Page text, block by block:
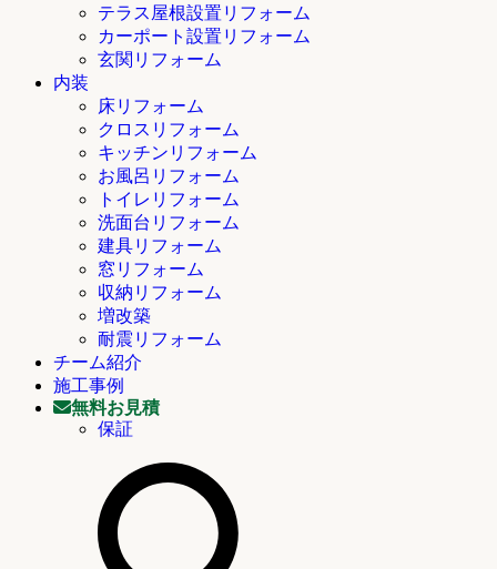
テラス屋根設置リフォーム
カーポート設置リフォーム
玄関リフォーム
内装
床リフォーム
クロスリフォーム
キッチンリフォーム
お風呂リフォーム
トイレリフォーム
洗面台リフォーム
建具リフォーム
窓リフォーム
収納リフォーム
増改築
耐震リフォーム
チーム紹介
施工事例
無料お見積
保証